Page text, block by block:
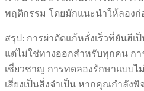
พฤติกรรม โดยมักแนะนำให้ลอง
สรุป: การผ่าตัดแก้หลั่งเร็วที่ยันฮีเ
แต่ไม่ใช่ทางออกสำหรับทุกคน กา
เชี่ยวชาญ การทดลองรักษาแบบไ
เสี่ยงเป็นสิ่งจำเป็น หากคุณกำลัง